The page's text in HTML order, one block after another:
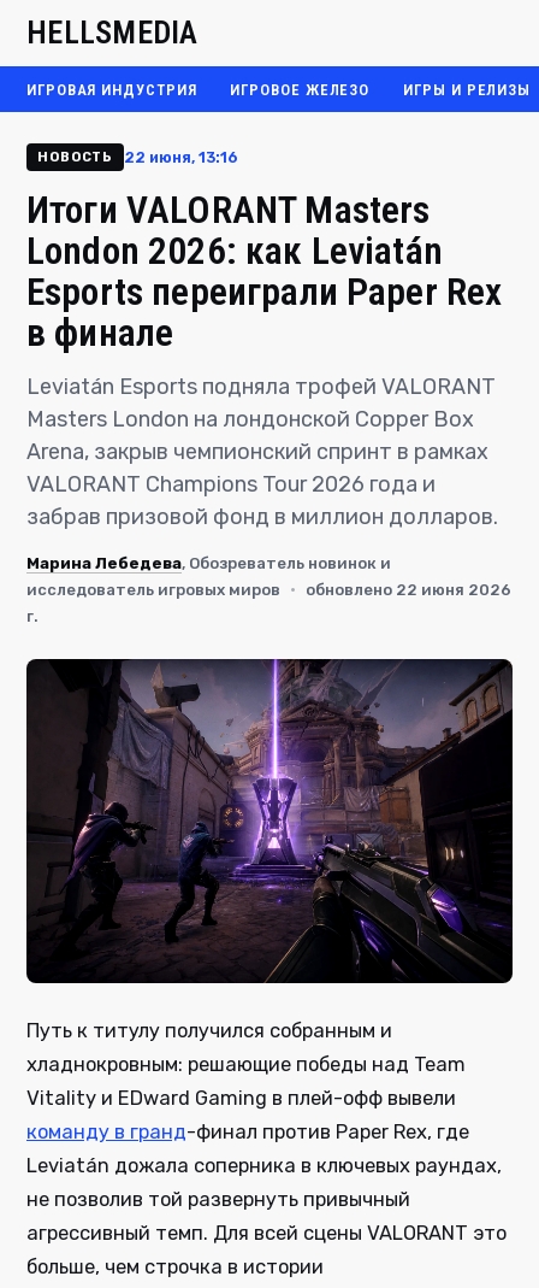
HELLSMEDIA
ИГРОВАЯ ИНДУСТРИЯ ИГРОВОЕ ЖЕЛЕЗО ИГРЫ И РЕЛИЗЫ
НОВОСТЬ 22 июня, 13:16
Итоги VALORANT Masters
London 2026: как Leviatán
Esports переиграли Paper Rex
в финале
Leviatán Esports подняла трофей VALORANT
Masters London на лондонской Copper Box
Arena, закрыв чемпионский спринт в рамках
VALORANT Champions Tour 2026 года и
забрав призовой фонд в миллион долларов.
Марина Лебедева, Обозреватель новинок и
исследователь игровых миров
·
обновлено 22 июня 2026
г.
Путь к титулу получился собранным и
хладнокровным: решающие победы над Team
Vitality и EDward Gaming в плей-офф вывели
команду в гранд-финал против Paper Rex, где
Leviatán дожала соперника в ключевых раундах,
не позволив той развернуть привычный
агрессивный темп. Для всей сцены VALORANT это
больше, чем строчка в истории